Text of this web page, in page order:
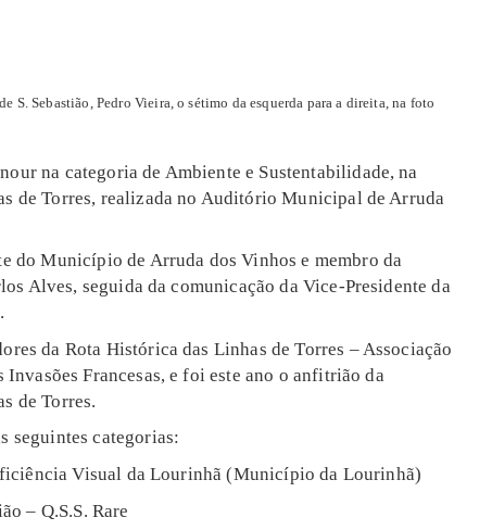
S. Sebastião, Pedro Vieira, o sétimo da esquerda para a direita, na foto
na categoria de Ambiente e Sustentabilidade, na
de Torres, realizada no Auditório Municipal de Arruda
do Município de Arruda dos Vinhos e membro da
Alves, seguida da comunicação da Vice-Presidente da
da Rota Histórica das Linhas de Torres – Associação
Francesas, e foi este ano o anfitrião da
de Torres.
seguintes categorias:
Visual da Lourinhã (Município da Lourinhã)
– Q.S.S. Rare